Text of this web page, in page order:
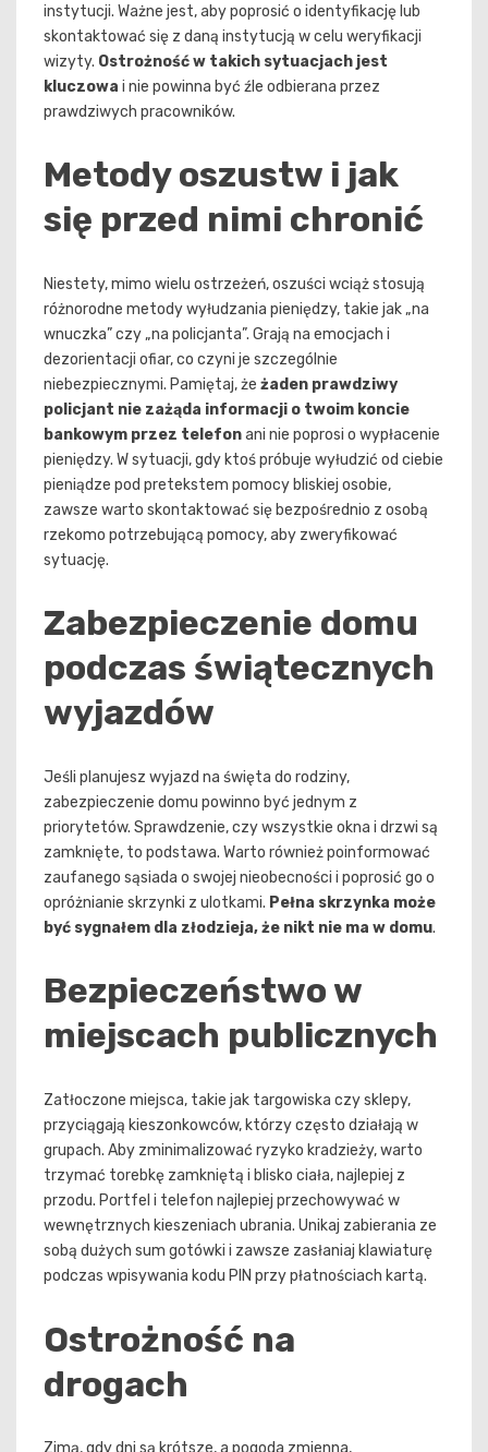
instytucji. Ważne jest, aby poprosić o identyfikację lub
skontaktować się z daną instytucją w celu weryfikacji
wizyty. Ostrożność w takich sytuacjach jest
kluczowa i nie powinna być źle odbierana przez
prawdziwych pracowników.
Metody oszustw i jak
się przed nimi chronić
Niestety, mimo wielu ostrzeżeń, oszuści wciąż stosują
różnorodne metody wyłudzania pieniędzy, takie jak „na
wnuczka” czy „na policjanta”. Grają na emocjach i
dezorientacji ofiar, co czyni je szczególnie
niebezpiecznymi. Pamiętaj, że żaden prawdziwy
policjant nie zażąda informacji o twoim koncie
bankowym przez telefonani nie poprosi o wypłacenie
pieniędzy. W sytuacji, gdy ktoś próbuje wyłudzić od ciebie
pieniądze pod pretekstem pomocy bliskiej osobie,
zawsze warto skontaktować się bezpośrednio z osobą
rzekomo potrzebującą pomocy, aby zweryfikować
sytuację.
Zabezpieczenie domu
podczas świątecznych
wyjazdów
Jeśli planujesz wyjazd na święta do rodziny,
zabezpieczenie domu powinno być jednym z
priorytetów. Sprawdzenie, czy wszystkie okna i drzwi są
zamknięte, to podstawa. Warto również poinformować
zaufanego sąsiada o swojej nieobecności i poprosić go o
opróżnianie skrzynki z ulotkami. Pełna skrzynka może
być sygnałem dla złodzieja, że nikt nie ma w domu.
Bezpieczeństwo w
miejscach publicznych
Zatłoczone miejsca, takie jak targowiska czy sklepy,
przyciągają kieszonkowców, którzy często działają w
grupach. Aby zminimalizować ryzyko kradzieży, warto
trzymać torebkę zamkniętą i blisko ciała, najlepiej z
przodu. Portfel i telefon najlepiej przechowywać w
wewnętrznych kieszeniach ubrania. Unikaj zabierania ze
sobą dużych sum gotówki i zawsze zasłaniaj klawiaturę
podczas wpisywania kodu PIN przy płatnościach kartą.
Ostrożność na
drogach